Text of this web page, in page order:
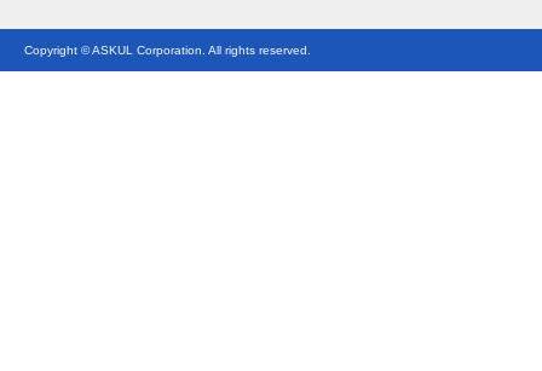
Copyright © ASKUL Corporation. All rights reserved.